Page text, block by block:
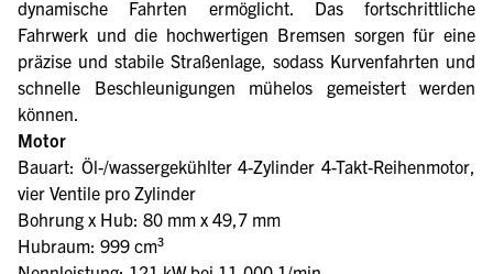
dynamische Fahrten ermöglicht. Das fortschrittliche
Fahrwerk und die hochwertigen Bremsen sorgen für eine
präzise und stabile Straßenlage, sodass Kurvenfahrten und
schnelle Beschleunigungen mühelos gemeistert werden
können.
Motor
Bauart: Öl-/wassergekühlter 4-Zylinder 4-Takt-Reihenmotor,
vier Ventile pro Zylinder
Bohrung x Hub: 80 mm x 49,7 mm
Hubraum: 999 cm³